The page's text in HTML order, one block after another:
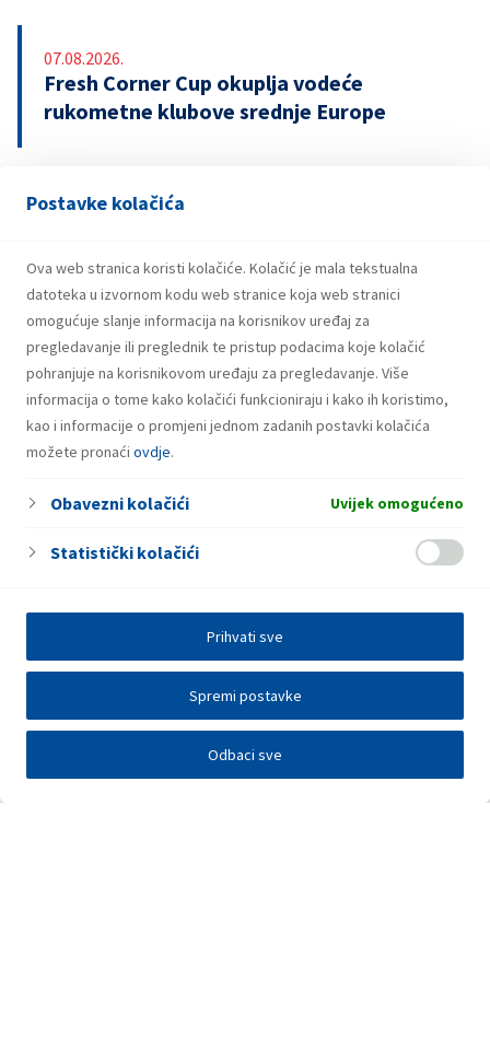
Postavke kolačića
Ova web stranica koristi kolačiće. Kolačić je mala tekstualna
datoteka u izvornom kodu web stranice koja web stranici
omogućuje slanje informacija na korisnikov uređaj za
pregledavanje ili preglednik te pristup podacima koje kolačić
pohranjuje na korisnikovom uređaju za pregledavanje. Više
informacija o tome kako kolačići funkcioniraju i kako ih koristimo,
kao i informacije o promjeni jednom zadanih postavki kolačića
možete pronaći ovdje.
Obavezni kolačići Uvijek omogućeno
Statistički kolačići
Odbaci sve
Spremi postavke
Prihvati sve
07.08.2026.
Fresh Corner Cup okuplja vodeće
rukometne klubove srednje Europe
29.07.2026.
prvom polugodištu 2026.